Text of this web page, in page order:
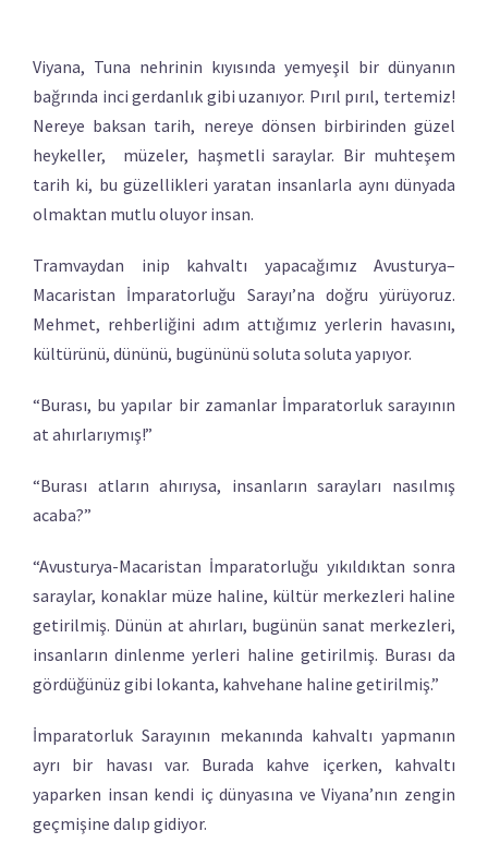
Viyana, Tuna nehrinin kıyısında yemyeşil bir dünyanın
bağrında inci gerdanlık gibi uzanıyor. Pırıl pırıl, tertemiz!
Nereye baksan tarih, nereye dönsen birbirinden güzel
heykeller, müzeler, haşmetli saraylar. Bir muhteşem
tarih ki, bu güzellikleri yaratan insanlarla aynı dünyada
olmaktan mutlu oluyor insan.
Tramvaydan inip kahvaltı yapacağımız Avusturya–
Macaristan İmparatorluğu Sarayı’na doğru yürüyoruz.
Mehmet, rehberliğini adım attığımız yerlerin havasını,
kültürünü, dününü, bugününü soluta soluta yapıyor.
“Burası, bu yapılar bir zamanlar İmparatorluk sarayının
at ahırlarıymış!”
“Burası atların ahırıysa, insanların sarayları nasılmış
acaba?”
“Avusturya-Macaristan İmparatorluğu yıkıldıktan sonra
saraylar, konaklar müze haline, kültür merkezleri haline
getirilmiş. Dünün at ahırları, bugünün sanat merkezleri,
insanların dinlenme yerleri haline getirilmiş. Burası da
gördüğünüz gibi lokanta, kahvehane haline getirilmiş.”
İmparatorluk Sarayının mekanında kahvaltı yapmanın
ayrı bir havası var. Burada kahve içerken, kahvaltı
yaparken insan kendi iç dünyasına ve Viyana’nın zengin
geçmişine dalıp gidiyor.